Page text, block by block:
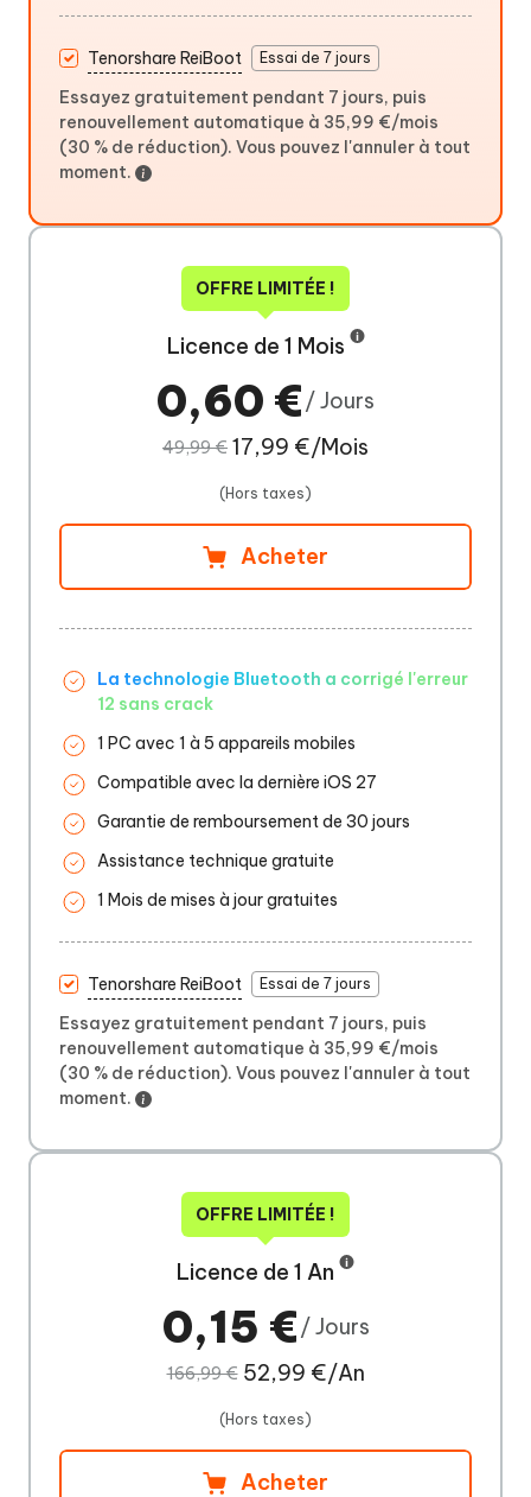
OFFRE LIMITÉE !
Licence de 1 Mois
0,60 € / Jours
49,99 € 17,99 €/Mois
(Hors taxes)
Acheter
La technologie Bluetooth a corrigé l'erreur
12 sans crack
1 PC avec 1 à 5 appareils mobiles
Compatible avec la dernière iOS 27
Garantie de remboursement de 30 jours
Assistance technique gratuite
1 Mois de mises à jour gratuites
Tenorshare ReiBoot Essai de 7 jours
Essayez gratuitement pendant 7 jours, puis
renouvellement automatique à 35,99 €/mois
(30 % de réduction). Vous pouvez l'annuler à tout
moment.
Tenorshare ReiBoot Essai de 7 jours
Essayez gratuitement pendant 7 jours, puis
renouvellement automatique à 35,99 €/mois
(30 % de réduction). Vous pouvez l'annuler à tout
moment.
OFFRE LIMITÉE !
Licence de 1 An
0,15 € / Jours
166,99 € 52,99 €/An
(Hors taxes)
Acheter